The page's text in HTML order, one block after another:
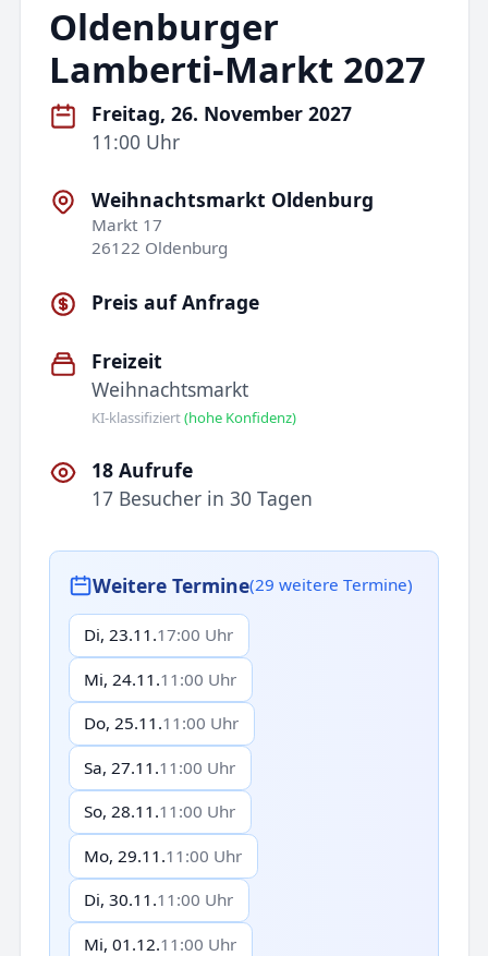
Oldenburger
Lamberti-Markt 2027
Freitag, 26. November 2027
11:00 Uhr
Weihnachtsmarkt Oldenburg
Markt 17
26122 Oldenburg
Preis auf Anfrage
Freizeit
Weihnachtsmarkt
KI-klassifiziert(hohe Konfidenz)
18 Aufrufe
17 Besucher in 30 Tagen
Weitere Termine(29 weitere Termine)
Di, 23.11.17:00 Uhr
Mi, 24.11.11:00 Uhr
Do, 25.11.11:00 Uhr
Sa, 27.11.11:00 Uhr
So, 28.11.11:00 Uhr
Mo, 29.11.11:00 Uhr
Di, 30.11.11:00 Uhr
Mi, 01.12.11:00 Uhr